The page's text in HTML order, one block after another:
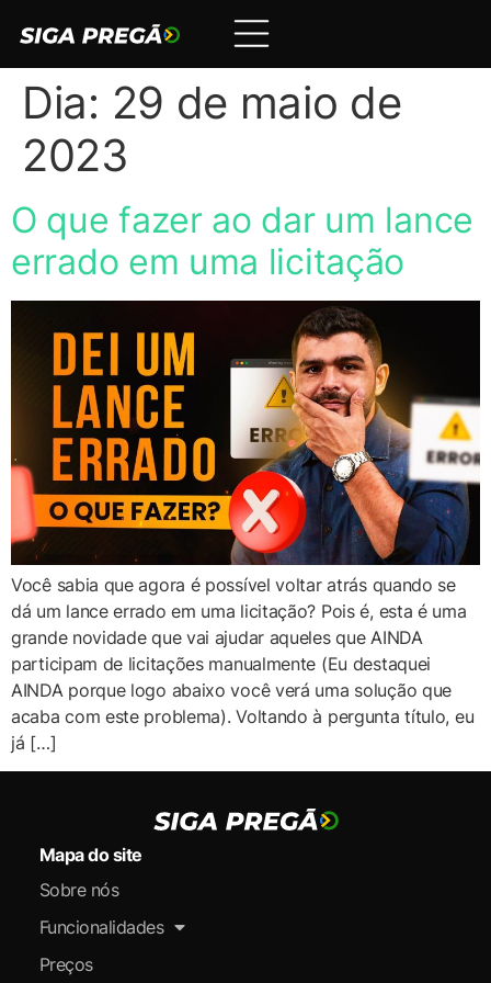
Dia: 29 de maio de
2023
O que fazer ao dar um lance
errado em uma licitação
Você sabia que agora é possível voltar atrás quando se
dá um lance errado em uma licitação? Pois é, esta é uma
grande novidade que vai ajudar aqueles que AINDA
participam de licitações manualmente (Eu destaquei
AINDA porque logo abaixo você verá uma solução que
acaba com este problema). Voltando à pergunta título, eu
já […]
Mapa do site
Sobre nós
Funcionalidades
Preços